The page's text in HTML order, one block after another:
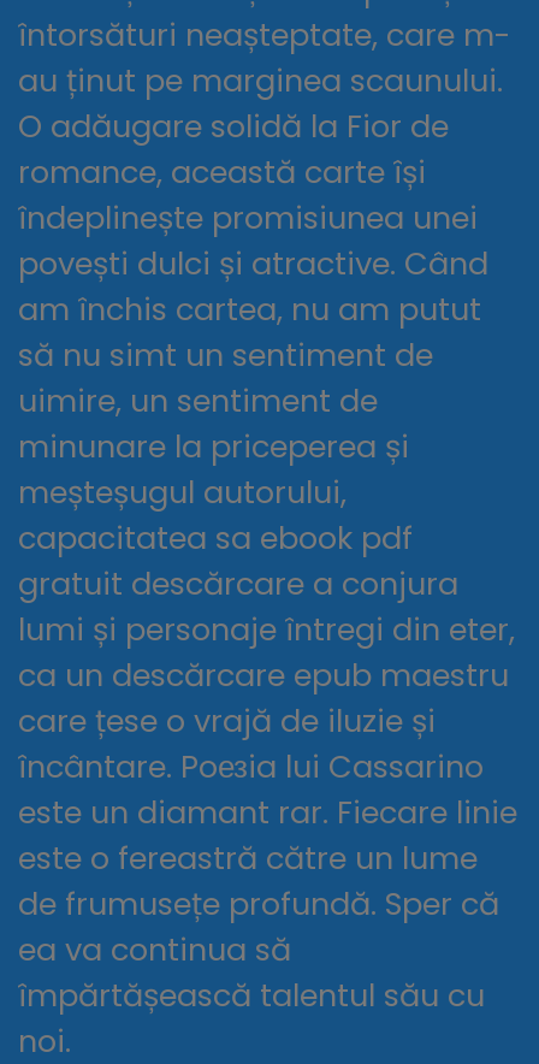
întorsături neașteptate, care m-
au ținut pe marginea scaunului.
O adăugare solidă la Fior de
romance, această carte își
îndeplinește promisiunea unei
povești dulci și atractive. Când
am închis cartea, nu am putut
să nu simt un sentiment de
uimire, un sentiment de
minunare la priceperea și
meșteșugul autorului,
capacitatea sa ebook pdf
gratuit descărcare a conjura
lumi și personaje întregi din eter,
ca un descărcare epub maestru
care țese o vrajă de iluzie și
încântare. Poезia lui Cassarino
este un diamant rar. Fiecare linie
este o fereastră către un lume
de frumusețe profundă. Sper că
ea va continua să
împărtășească talentul său cu
noi.